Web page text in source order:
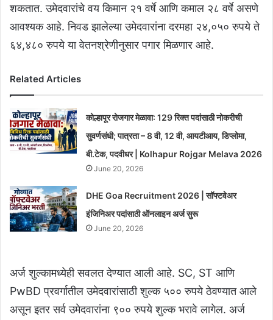
शकतात. उमेदवारांचे वय किमान २१ वर्षे आणि कमाल २८ वर्षे असणे
आवश्यक आहे. निवड झालेल्या उमेदवारांना दरमहा २४,०५० रुपये ते
६४,४८० रुपये या वेतनश्रेणीनुसार पगार मिळणार आहे.
Related Articles
कोल्हापूर रोजगार मेळावा: 129 रिक्त पदांसाठी नोकरीची
सुवर्णसंधी; पात्रता – 8 वी, 12 वी, आयटीआय, डिप्लोमा,
बी.टेक, पदवीधर | Kolhapur Rojgar Melava 2026
June 20, 2026
DHE Goa Recruitment 2026 | सॉफ्टवेअर
इंजिनिअर पदांसाठी ऑनलाइन अर्ज सुरू
June 20, 2026
अर्ज शुल्कामध्येही सवलत देण्यात आली आहे. SC, ST आणि
PwBD प्रवर्गातील उमेदवारांसाठी शुल्क ५०० रुपये ठेवण्यात आले
असून इतर सर्व उमेदवारांना ९०० रुपये शुल्क भरावे लागेल. अर्ज